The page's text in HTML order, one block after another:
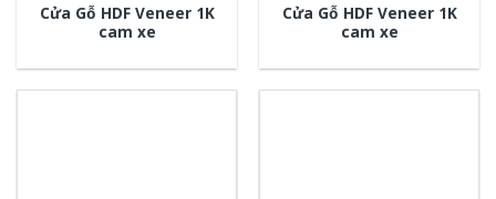
Cửa Gỗ HDF Veneer 1K
cam xe
Cửa Gỗ HDF Veneer 1K
cam xe